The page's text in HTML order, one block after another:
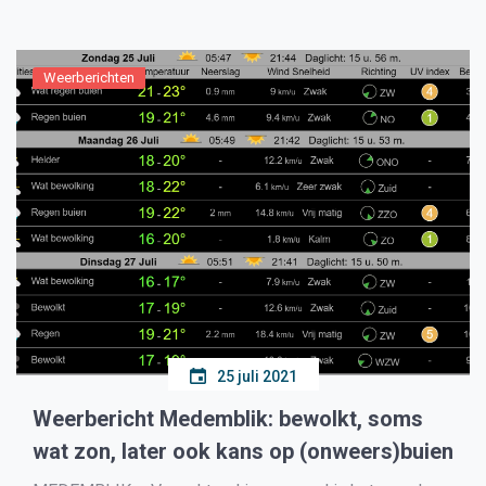
Weerberichten
25 juli 2021
Weerbericht Medemblik: bewolkt, soms
wat zon, later ook kans op (onweers)buien